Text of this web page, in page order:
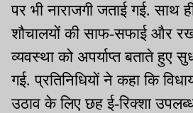
पर भी नाराजगी जताई गई. साथ
शौचालयों की साफ-सफाई और
व्यवस्था को अपर्याप्त बताते हुए
गई. प्रतिनिधियों ने कहा कि
उठाव के लिए छह ई-रिक्शा